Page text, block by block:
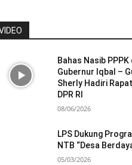
Bahas Nasib
Gubernur Iqbal –
Sherly Hadiri Rapat
DPR RI
08/06/2026
LPS Dukung
NTB “Desa
05/03/2026